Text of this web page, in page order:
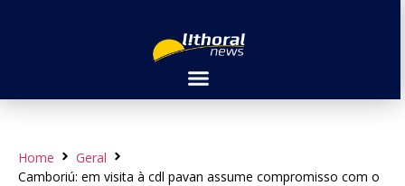
Home
Geral
Camboriú: em visita à cdl pavan assume compromisso com o